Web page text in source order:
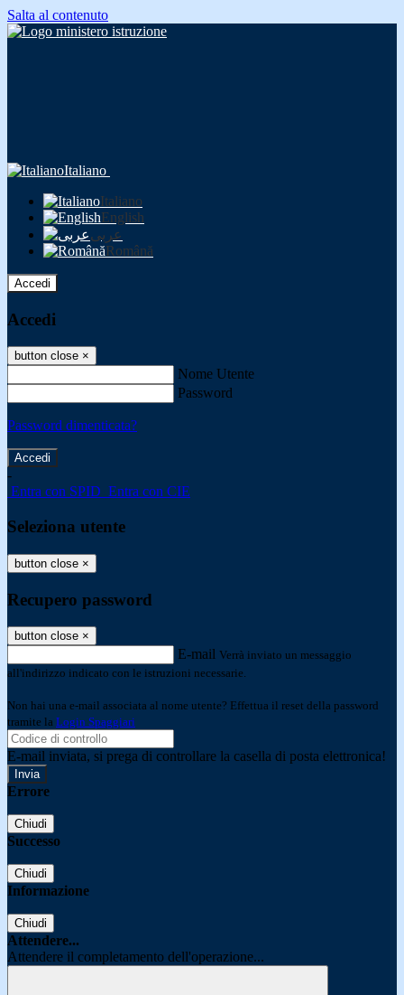
Salta al contenuto
Italiano
Italiano
English
عربى
Română
Accedi
Accedi
button close ×
Nome Utente
Password
Password dimenticata?
-
Entra con SPID Entra con CIE
Seleziona utente
button close ×
Recupero password
button close ×
E-mail Verrà inviato un messaggio
all'indirizzo indicato con le istruzioni necessarie.
Non hai una e-mail associata al nome utente? Effettua il reset della password
tramite la Login Spaggiari
E-mail inviata, si prega di controllare la casella di posta elettronica!
Errore
Chiudi
Successo
Chiudi
Informazione
Chiudi
Attendere...
Attendere il completamento dell'operazione...